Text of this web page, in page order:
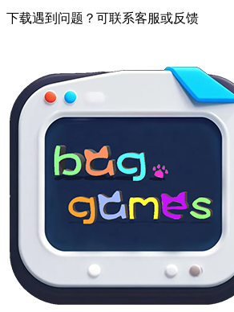
下载遇到问题？可联系客服或反馈